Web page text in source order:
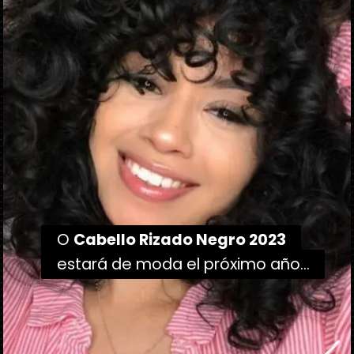
O Cabello Rizado Negro 2023
estará de moda el próximo año...
O Cabello Rizado Negro 2023
estará de moda el próximo año...